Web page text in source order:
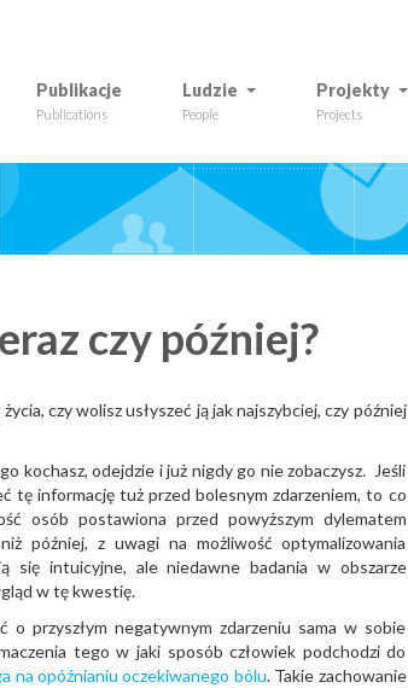
Publikacje
Publications
Ludzie
People
Projekty
Projects
czy później?
czy wolisz usłyszeć ją jak najszybciej, czy później
kochasz, odejdzie i już nigdy go nie zobaczysz. Jeśli
tę informację tuż przed bolesnym zdarzeniem, to co
osób postawiona przed powyższym dylematem
później, z uwagi na możliwość optymalizowania
się intuicyjne, ale niedawne badania w obszarze
w tę kwestię.
o przyszłym negatywnym zdarzeniu sama w sobie
tego w jaki sposób człowiek podchodzi do
na opóźnianiu oczekiwanego bólu. Takie zachowanie